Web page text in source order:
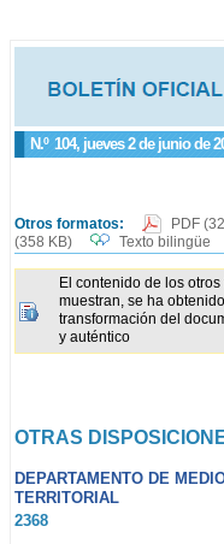
N.º 104, jueves 2 de junio de
Otros formatos: PDF
(358 KB)
Texto bilingüe
El contenido de los
muestran, se ha
transformación del
y auténtico
OTRAS
DEPARTAMENTO DE
TERRITORIAL
2368